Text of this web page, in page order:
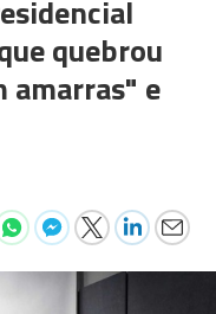
quebrou
amarras" e